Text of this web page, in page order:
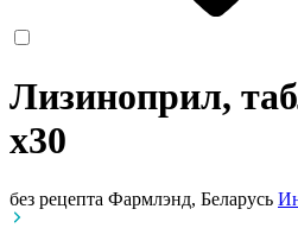
Лизиноприл,
x30
без рецепта Фармлэнд, Беларусь